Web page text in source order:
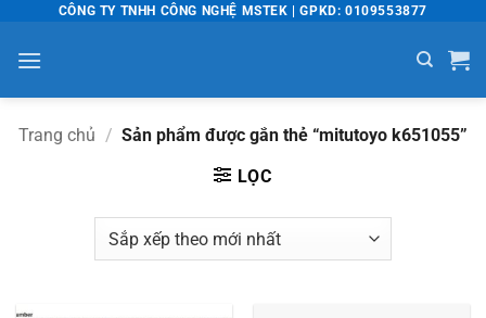
nội
dung
CÔNG TY TNHH CÔNG NGHỆ MSTEK | GPKD: 0109553877
Trang chủ / Sản phẩm được gắn thẻ “mitutoyo k651055”
LỌC